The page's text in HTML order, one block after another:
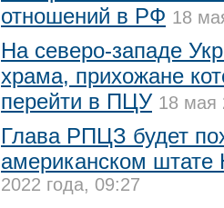
отношений в РФ 18
На северо-западе
храма, прихожане
перейти в ПЦУ 18 мая
Глава РПЦЗ будет
американском
2022 года, 09:27